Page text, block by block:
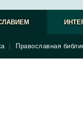
Православная